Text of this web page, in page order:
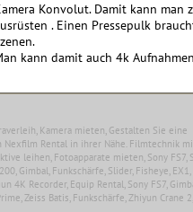
Konvolut. Damit kann man
. Einen Pressepulk
kann damit auch 4k
Kamera mieten, Gestalten Sie eine
Rental in ihrer Nähe. Filmtechnik
leihen, Fotoapparate mieten, Sony FS7,
Gimbal, Funkschärfe, Slider, Fisheye, EX1,
4K Recorder, Equip Rental, Sony FS7,
Zeiss Batis, Funkschärfe, Zhiyun Crane